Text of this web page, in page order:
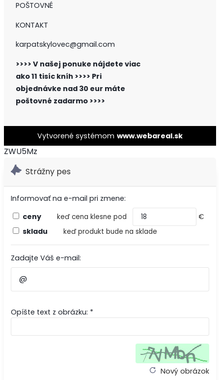
POŠTOVNÉ
KONTAKT
karpatskylovec@gmail.com
>>>> V našej ponuke nájdete viac
ako 11 tisíc kníh >>>> Pri
objednávke nad 30 eur máte
poštovné zadarmo >>>>
Vytvorené systémom www.webareal.sk
ZWU5Mz
Strážny pes
Informovať na e-mail pri zmene:
ceny
keď cena klesne pod €
skladu keď produkt bude na sklade
Zadajte Váš e-mail:
Opíšte text z obrázku: *
Nový obrázok